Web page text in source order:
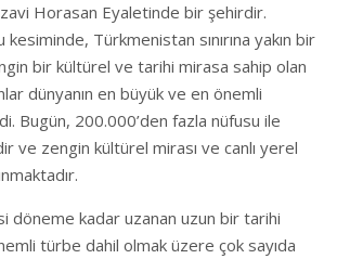
Horasan Eyaletinde bir şehirdir.
Türkmenistan sınırına yakın bir
bir kültürel ve tarihi mirasa sahip olan
dünyanın en büyük ve en önemli
Bugün, 200.000’den fazla nüfusu ile
ve zengin kültürel mirası ve canlı yerel
döneme kadar uzanan uzun bir tarihi
türbe dahil olmak üzere çok sayıda